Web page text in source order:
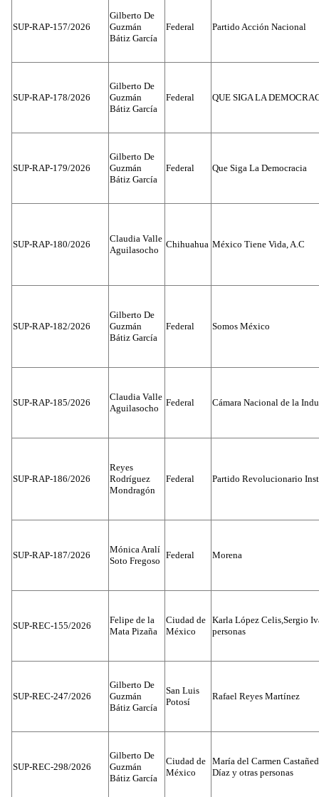
SUP-RAP-157/2026
Gilberto De
Guzmán
Bátiz García
Federal Partido Acción Nacional
SUP-RAP-178/2026
Gilberto De
Guzmán
Bátiz García
Federal QUE SIGA LA
SUP-RAP-179/2026
Gilberto De
Guzmán
Bátiz García
Federal Que Siga La Democracia
SUP-RAP-180/2026
Claudia Valle
Aguilasocho
Chihuahua México Tiene Vida, A.C
SUP-RAP-182/2026
Gilberto De
Guzmán
Bátiz García
Federal Somos México
SUP-RAP-185/2026
Claudia Valle
Aguilasocho
Federal Cámara Nacional de la
SUP-RAP-186/2026
Reyes
Rodríguez
Mondragón
Federal Partido Revolucionario
SUP-RAP-187/2026
Mónica Aralí
Soto Fregoso
Federal Morena
SUP-REC-155/2026
Felipe de la
Mata Pizaña
Ciudad de
México
Karla López Celis,Sergio
personas
SUP-REC-247/2026
Gilberto De
Guzmán
Bátiz García
San Luis
Potosí
Rafael Reyes Martínez
SUP-REC-298/2026
Gilberto De
Guzmán
Bátiz García
Ciudad de
México
María del Carmen
Díaz y otras personas